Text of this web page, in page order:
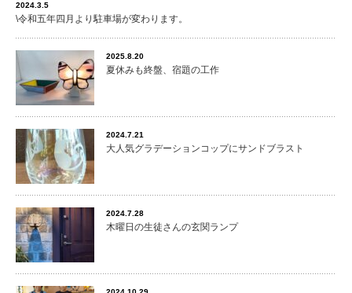
2024.3.5
\令和五年四月より駐車場が変わります。
2025.8.20
夏休みも終盤、宿題の工作
2024.7.21
大人気グラデーションコップにサンドブラスト
2024.7.28
木曜日の生徒さんの玄関ランプ